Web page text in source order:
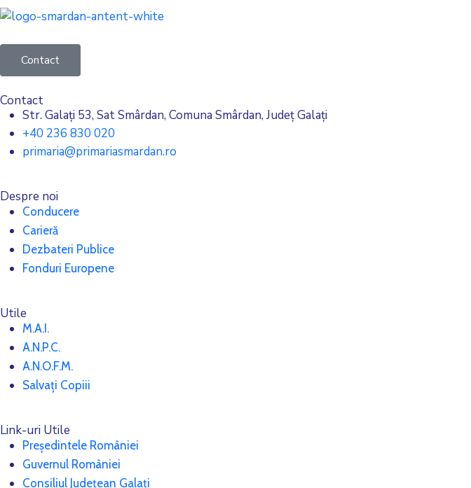
Contact
Contact
Str. Galați 53, Sat Smârdan, Comuna Smârdan, Județ Galați
+40 236 830 020
primaria@primariasmardan.ro
Despre noi
Conducere
Carieră
Dezbateri Publice
Fonduri Europene
Utile
M.A.I.
A.N.P.C.
A.N.O.F.M.
Salvați Copiii
Link-uri Utile
Președintele României
Guvernul României
Consiliul Județean Galați